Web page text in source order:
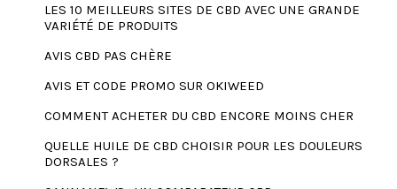
LES 10 MEILLEURS SITES DE CBD AVEC UNE GRANDE
VARIÉTÉ DE PRODUITS
AVIS CBD PAS CHÈRE
AVIS ET CODE PROMO SUR OKIWEED
COMMENT ACHETER DU CBD ENCORE MOINS CHER
QUELLE HUILE DE CBD CHOISIR POUR LES DOULEURS
DORSALES ?